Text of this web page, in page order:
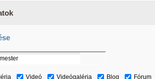
Videó Videógaléria Blog Fórum